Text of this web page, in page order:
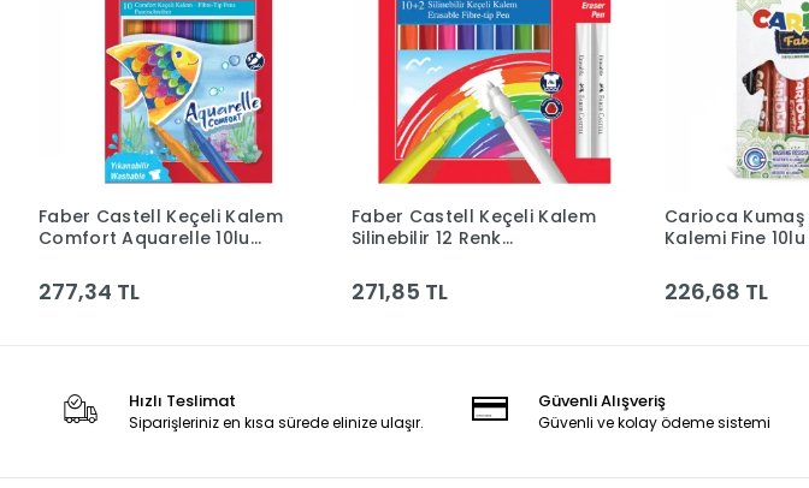
Sepete Ekle
Faber Castell Keçeli Kalem
Comfort Aquarelle 10lu
277,34 TL
Sepete Ekle
Faber Castell Keçeli Kalem
Silinebilir 12 Renk
271,85 TL
Carioca Kumaş
Kalemi Fine
226,68 TL
Hızlı Teslimat
Siparişleriniz en kısa sürede elinize ulaşır.
Güvenli Alışveriş
Güvenli ve kolay ödeme sistemi